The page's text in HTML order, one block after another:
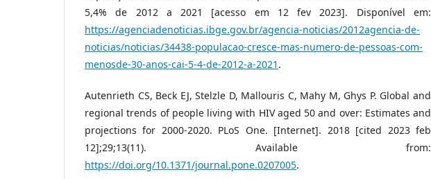
5,4% de 2012 a 2021 [acesso em 12 fev 2023]. Disponível em:
https://agenciadenoticias.ibge.gov.br/agencia-noticias/2012agencia-de-
noticias/noticias/34438-populacao-cresce-mas-numero-de-pessoas-com-
menosde-30-anos-cai-5-4-de-2012-a-2021 .
Autenrieth CS, Beck EJ, Stelzle D, Mallouris C, Mahy M, Ghys P. Global and
regional trends of people living with HIV aged 50 and over: Estimates and
projections for 2000-2020. PLoS One. [Internet]. 2018 [cited 2023 feb
12];29;13(11). Available from:
https://doi.org/10.1371/journal.pone.0207005.